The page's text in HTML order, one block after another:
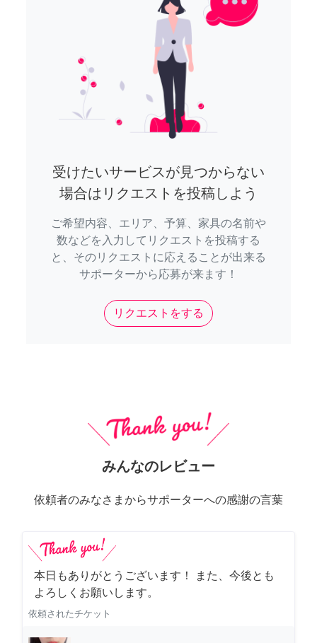
受けたいサービスが見つからない
場合はリクエストを投稿しよう
ご希望内容、エリア、予算、家具の名前や
数などを入力してリクエストを投稿する
と、そのリクエストに応えることが出来る
サポーターから応募が来ます！
リクエストをする
みんなのレビュー
依頼者のみなさまからサポーターへの感謝の言葉
本日もありがとうございます！ また、今後とも
よろしくお願いします。
依頼されたチケット